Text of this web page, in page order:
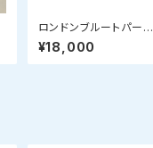
ロンドンブルートパーズ
のスターネックレス
¥18,000